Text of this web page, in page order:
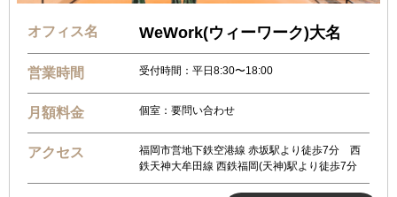
オフィス名 WeWork(ウィーワーク)大名
営業時間 受付時間：平日8:30〜18:00
月額料金 個室：要問い合わせ
アクセス
福岡市営地下鉄空港線 赤坂駅より徒歩7分 西
鉄天神大牟田線 西鉄福岡(天神)駅より徒歩7分